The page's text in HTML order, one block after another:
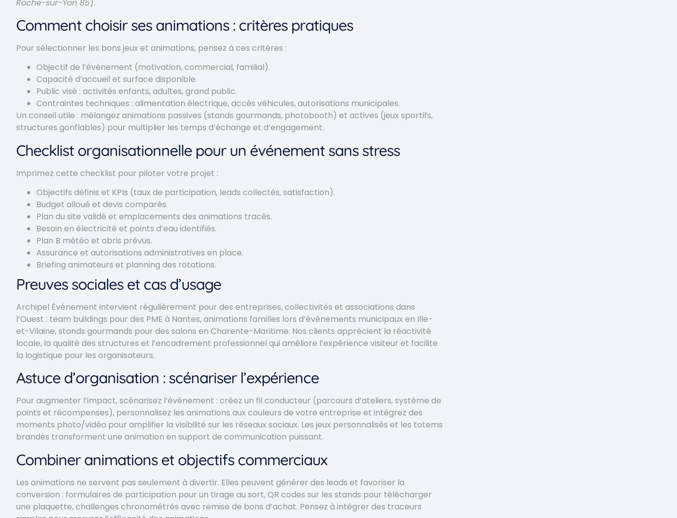
Roche-sur-Yon 85).
Comment choisir ses animations : critères pratiques
Pour sélectionner les bons jeux et animations, pensez à ces critères :
Objectif de l’événement (motivation, commercial, familial).
Capacité d’accueil et surface disponible.
Public visé : activités enfants, adultes, grand public.
Contraintes techniques : alimentation électrique, accès véhicules, autorisations municipales.
Un conseil utile : mélangez animations passives (stands gourmands, photobooth) et actives (jeux sportifs,
structures gonflables) pour multiplier les temps d’échange et d’engagement.
Checklist organisationnelle pour un événement sans stress
Imprimez cette checklist pour piloter votre projet :
Objectifs définis et KPIs (taux de participation, leads collectés, satisfaction).
Budget alloué et devis comparés.
Plan du site validé et emplacements des animations tracés.
Besoin en électricité et points d’eau identifiés.
Plan B météo et abris prévus.
Assurance et autorisations administratives en place.
Briefing animateurs et planning des rotations.
Preuves sociales et cas d’usage
Archipel Événement intervient régulièrement pour des entreprises, collectivités et associations dans
l’Ouest : team buildings pour des PME à Nantes, animations familles lors d’événements municipaux en Ille-
et-Vilaine, stands gourmands pour des salons en Charente-Maritime. Nos clients apprécient la réactivité
locale, la qualité des structures et l’encadrement professionnel qui améliore l’expérience visiteur et facilite
la logistique pour les organisateurs.
Astuce d’organisation : scénariser l’expérience
Pour augmenter l’impact, scénarisez l’événement : créez un fil conducteur (parcours d’ateliers, système de
points et récompenses), personnalisez les animations aux couleurs de votre entreprise et intégrez des
moments photo/vidéo pour amplifier la visibilité sur les réseaux sociaux. Les jeux personnalisés et les totems
brandés transforment une animation en support de communication puissant.
Combiner animations et objectifs commerciaux
Les animations ne servent pas seulement à divertir. Elles peuvent générer des leads et favoriser la
conversion : formulaires de participation pour un tirage au sort, QR codes sur les stands pour télécharger
une plaquette, challenges chronométrés avec remise de bons d’achat. Pensez à intégrer des traceurs